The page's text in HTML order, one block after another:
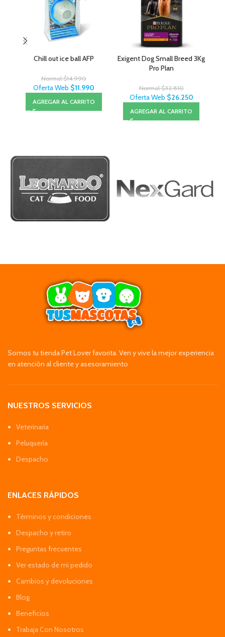
Chill out ice ball AFP
Normal$14.990
Oferta Web $11.990
AGREGAR AL CARRITO
Exigent Dog Small Breed 3Kg
Pro Plan
Normal$32.810
Oferta Web $26.250
AGREGAR AL CARRITO
Somos tu tienda Pet Lover favorita. Ven y vive la mejor experiencia
en atención al cliente y asesoramiento
NUESTROS SERVICIOS
Veterinaria
Peluquería
Despacho
ENLACES RÁPIDOS
Términos y condiciones
Despacho y retiro
Preguntas frecuentes
Ver estado de mi pedido
Cambios y devoluciones
Blog
Beneficios
Trabaja Con Nosotros